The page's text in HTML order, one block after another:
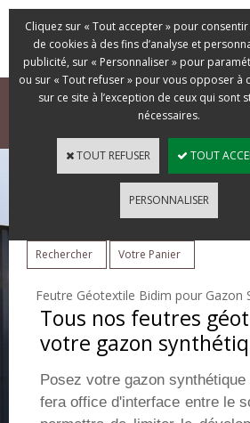
ACCUEIL GAZONS SYNTHÉTIQUES
La Boutique du Gazon
Tous nos Gazons Synthétiques >
Rechercher Votre Panier
Feutre Géotextile Bidim pour Gazon
Tous nos feutres
votre gazon
Posez votre gazon
fera office d'interface entre le
Cliquez sur « Tout accepter » pour
de cookies à des fins d’analyse et
publicité, sur « Personnaliser » pour
ou sur « Tout refuser » pour vous opposer à
sur ce site à l’exception de ceux qui sont
nécessaires.
TOUT REFUSER TOUT
PERSONNALISER